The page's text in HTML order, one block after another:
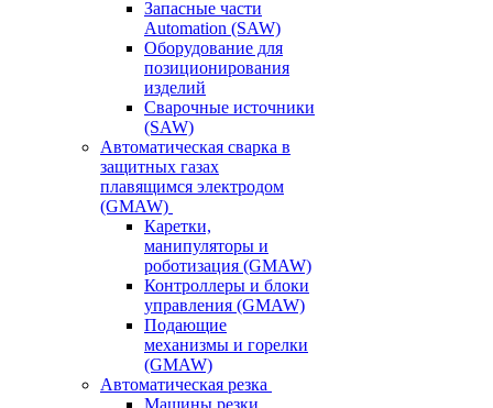
Запасные части
Automation (SAW)
Оборудование для
позиционирования
изделий
Сварочные источники
(SAW)
Автоматическая сварка в
защитных газах
плавящимся электродом
(GMAW)
Каретки,
манипуляторы и
роботизация (GMAW)
Контроллеры и блоки
управления (GMAW)
Подающие
механизмы и горелки
(GMAW)
Автоматическая резка
Машины резки